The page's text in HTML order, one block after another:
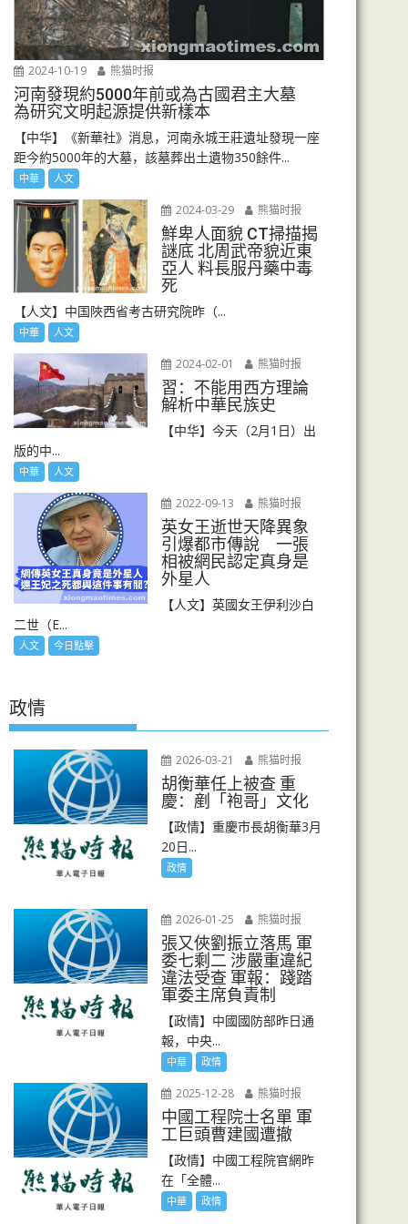
2024-10-19 熊猫时报
河南發現約5000年前或為古國君主大墓
為研究文明起源提供新樣本
【中华】《新華社》消息，河南永城王莊遺址發現一座
距今約5000年的大墓，該墓葬出土遺物350餘件...
中華 人文
2024-03-29 熊猫时报
鮮卑人面貌 CT掃描揭
謎底 北周武帝貌近東
亞人 料長服丹藥中毒
死
【人文】中国陜西省考古研究院昨（...
中華 人文
2024-02-01 熊猫时报
習：不能用西方理論
解析中華民族史
【中华】今天（2月1日）出
版的中...
中華 人文
2022-09-13 熊猫时报
英女王逝世天降異象
引爆都市傳說 一張
相被網民認定真身是
外星人
【人文】英國女王伊利沙白
二世（E...
人文 今日點擊
政情
2026-03-21 熊猫时报
胡衡華任上被查 重
慶：剷「袍哥」文化
【政情】重慶市長胡衡華3月
20日...
政情
2026-01-25 熊猫时报
張又俠劉振立落馬 軍
委七剩二 涉嚴重違紀
違法受查 軍報：踐踏
軍委主席負責制
【政情】中國國防部昨日通
報，中央...
中華 政情
2025-12-28 熊猫时报
中國工程院士名單 軍
工巨頭曹建國遭撤
【政情】中國工程院官網昨
在「全體...
中華 政情